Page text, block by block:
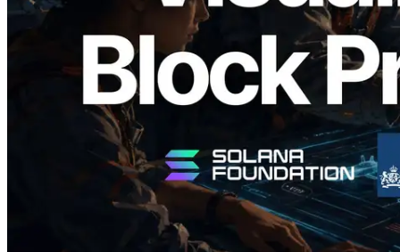
Validador asignado
Leer este artículo